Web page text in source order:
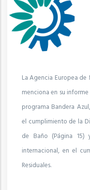
La Agencia Europea
menciona en su
programa Bandera
el cumplimiento de la
de Baño (Página
internacional, en el
Residuales.